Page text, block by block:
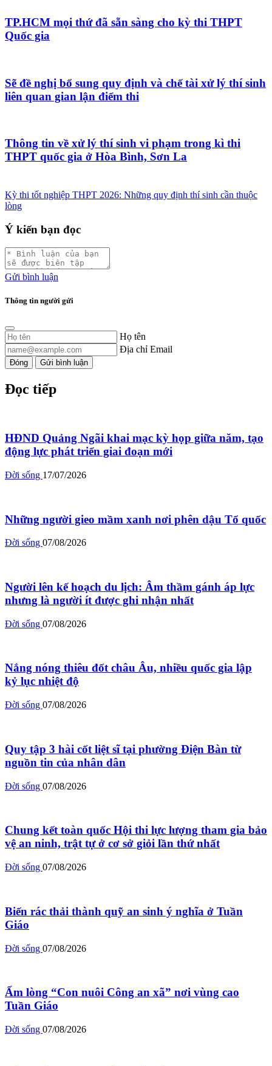
TP.HCM mọi thứ đã sẵn sàng cho kỳ thi THPT
Quốc gia
Sẽ đề nghị bổ sung quy định và chế tài xử lý thí sinh
liên quan gian lận điểm thi
Thông tin về xử lý thí sinh vi phạm trong kì thi
THPT quốc gia ở Hòa Bình, Sơn La
Kỳ thi tốt nghiệp THPT 2026: Những quy định thí sinh cần thuộc
lòng
Ý kiến bạn đọc
Gửi bình luận
Thông tin người gửi
Họ tên
Địa chỉ Email
Đóng Gửi bình luận
Đọc tiếp
HĐND Quảng Ngãi khai mạc kỳ họp giữa năm, tạo
động lực phát triển giai đoạn mới
Đời sống 17/07/2026
Những người gieo mầm xanh nơi phên dậu Tổ quốc
Đời sống 07/08/2026
Người lên kế hoạch du lịch: Âm thầm gánh áp lực
nhưng là người ít được ghi nhận nhất
Đời sống 07/08/2026
Nắng nóng thiêu đốt châu Âu, nhiều quốc gia lập
kỷ lục nhiệt độ
Đời sống 07/08/2026
Quy tập 3 hài cốt liệt sĩ tại phường Điện Bàn từ
nguồn tin của nhân dân
Đời sống 07/08/2026
Chung kết toàn quốc Hội thi lực lượng tham gia bảo
vệ an ninh, trật tự ở cơ sở giỏi lần thứ nhất
Đời sống 07/08/2026
Biến rác thải thành quỹ an sinh ý nghĩa ở Tuần
Giáo
Đời sống 07/08/2026
Ấm lòng “Con nuôi Công an xã” nơi vùng cao
Tuần Giáo
Đời sống 07/08/2026